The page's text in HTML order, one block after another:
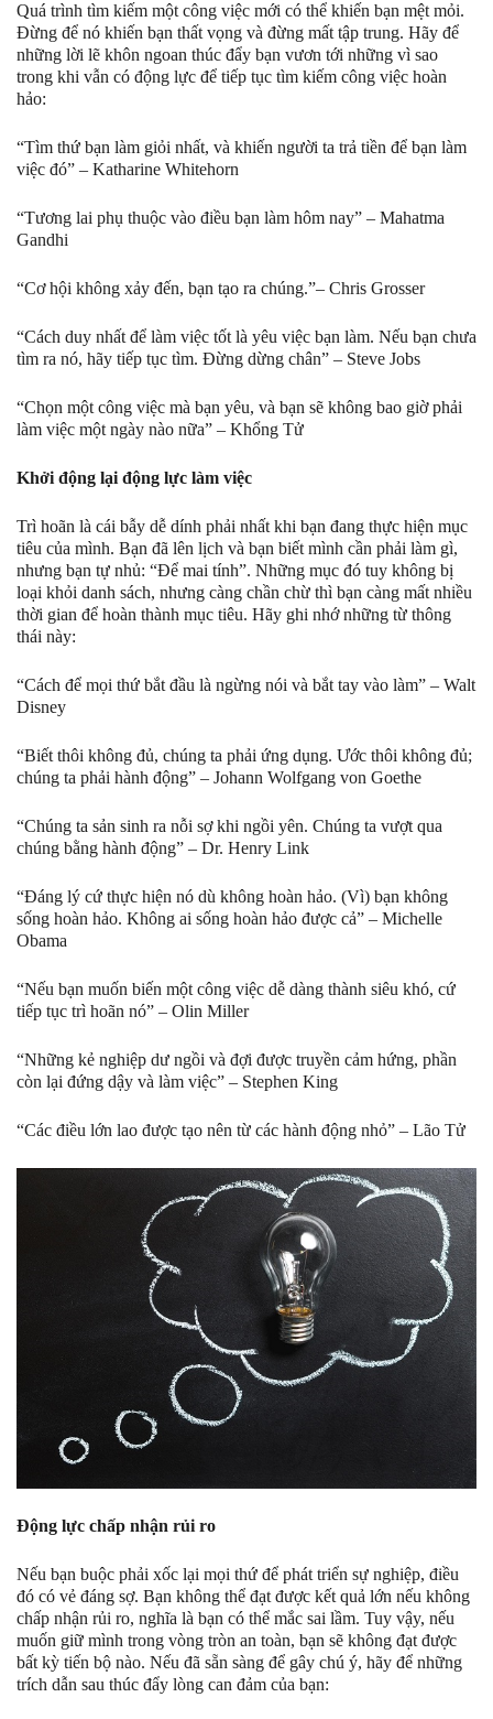
Quá trình tìm kiếm một công việc mới có thể khiến bạn mệt mỏi.
Đừng để nó khiến bạn thất vọng và đừng mất tập trung. Hãy để
những lời lẽ khôn ngoan thúc đẩy bạn vươn tới những vì sao
trong khi vẫn có động lực để tiếp tục tìm kiếm công việc hoàn
hảo:
“Tìm thứ bạn làm giỏi nhất, và khiến người ta trả tiền để bạn làm
việc đó” – Katharine Whitehorn
“Tương lai phụ thuộc vào điều bạn làm hôm nay” – Mahatma
Gandhi
“Cơ hội không xảy đến, bạn tạo ra chúng.”– Chris Grosser
“Cách duy nhất để làm việc tốt là yêu việc bạn làm. Nếu bạn chưa
tìm ra nó, hãy tiếp tục tìm. Đừng dừng chân” – Steve Jobs
“Chọn một công việc mà bạn yêu, và bạn sẽ không bao giờ phải
làm việc một ngày nào nữa” – Khổng Tử
Khởi động lại động lực làm việc
Trì hoãn là cái bẫy dễ dính phải nhất khi bạn đang thực hiện mục
tiêu của mình. Bạn đã lên lịch và bạn biết mình cần phải làm gì,
nhưng bạn tự nhủ: “Để mai tính”. Những mục đó tuy không bị
loại khỏi danh sách, nhưng càng chần chừ thì bạn càng mất nhiều
thời gian để hoàn thành mục tiêu. Hãy ghi nhớ những từ thông
thái này:
“Cách để mọi thứ bắt đầu là ngừng nói và bắt tay vào làm” – Walt
Disney
“Biết thôi không đủ, chúng ta phải ứng dụng. Ước thôi không đủ;
chúng ta phải hành động” – Johann Wolfgang von Goethe
“Chúng ta sản sinh ra nỗi sợ khi ngồi yên. Chúng ta vượt qua
chúng bằng hành động” – Dr. Henry Link
“Đáng lý cứ thực hiện nó dù không hoàn hảo. (Vì) bạn không
sống hoàn hảo. Không ai sống hoàn hảo được cả” – Michelle
Obama
“Nếu bạn muốn biến một công việc dễ dàng thành siêu khó, cứ
tiếp tục trì hoãn nó” – Olin Miller
“Những kẻ nghiệp dư ngồi và đợi được truyền cảm hứng, phần
còn lại đứng dậy và làm việc” – Stephen King
“Các điều lớn lao được tạo nên từ các hành động nhỏ” – Lão Tử
Động lực chấp nhận rủi ro
Nếu bạn buộc phải xốc lại mọi thứ để phát triển sự nghiệp, điều
đó có vẻ đáng sợ. Bạn không thể đạt được kết quả lớn nếu không
chấp nhận rủi ro, nghĩa là bạn có thể mắc sai lầm. Tuy vậy, nếu
muốn giữ mình trong vòng tròn an toàn, bạn sẽ không đạt được
bất kỳ tiến bộ nào. Nếu đã sẵn sàng để gây chú ý, hãy để những
trích dẫn sau thúc đẩy lòng can đảm của bạn: